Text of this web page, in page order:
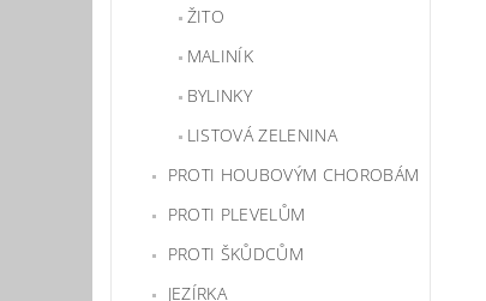
ŽITO
MALINÍK
BYLINKY
LISTOVÁ ZELENINA
PROTI HOUBOVÝM CHOROBÁM
PROTI PLEVELŮM
PROTI ŠKŮDCŮM
JEZÍRKA